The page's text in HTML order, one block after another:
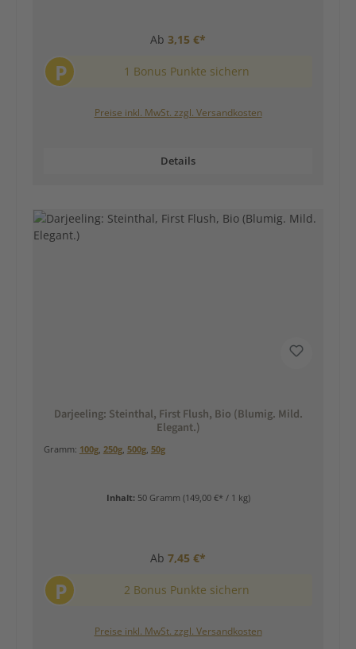
Ab 3,15 €*
P 1 Bonus Punkte sichern
Preise inkl. MwSt. zzgl. Versandkosten
Details
Darjeeling: Steinthal, First Flush, Bio (Blumig. Mild.
Elegant.)
Gramm: 100g, 250g, 500g, 50g
Inhalt: 50 Gramm (149,00 €* / 1 kg)
Ab 7,45 €*
P 2 Bonus Punkte sichern
Preise inkl. MwSt. zzgl. Versandkosten